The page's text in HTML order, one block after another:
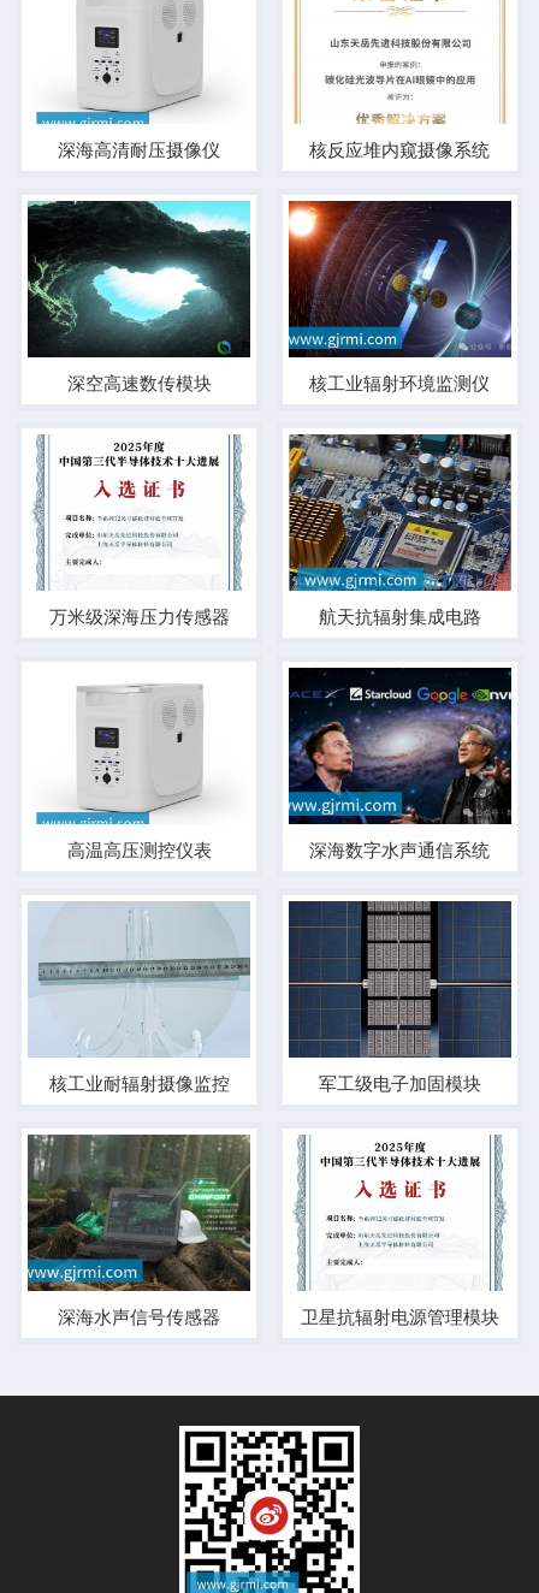
深海高清耐压摄像仪 核反应堆内窥摄像系统
深空高速数传模块 核工业辐射环境监测仪
万米级深海压力传感器 航天抗辐射集成电路
高温高压测控仪表 深海数字水声通信系统
核工业耐辐射摄像监控 军工级电子加固模块
深海水声信号传感器 卫星抗辐射电源管理模块